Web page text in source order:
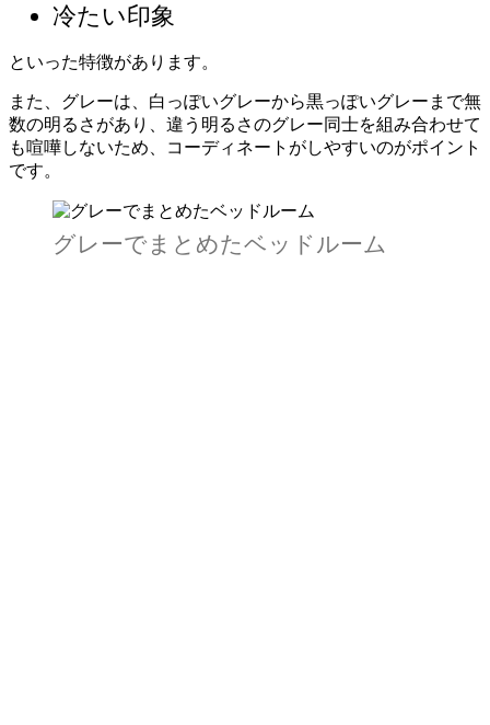
冷たい印象
といった特徴があります。
また、グレーは、白っぽいグレーから黒っぽいグレーまで無
数の明るさがあり、違う明るさのグレー同士を組み合わせて
も喧嘩しないため、コーディネートがしやすいのがポイント
です。
グレーでまとめたベッドルーム